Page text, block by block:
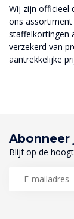
Wij zijn officieel
ons
staffelkortingen
verzekerd van
aantrekkelijke
Blijf op de